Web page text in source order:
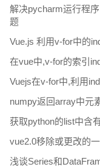
解决pycharm运行程
题
Vue.js 利用v-for中的
在vue中,v-for的索引
Vuejs在v-for中,利用
numpy返回array中元
获取python的list中含
vue2.0移除或更改的
浅谈Series和